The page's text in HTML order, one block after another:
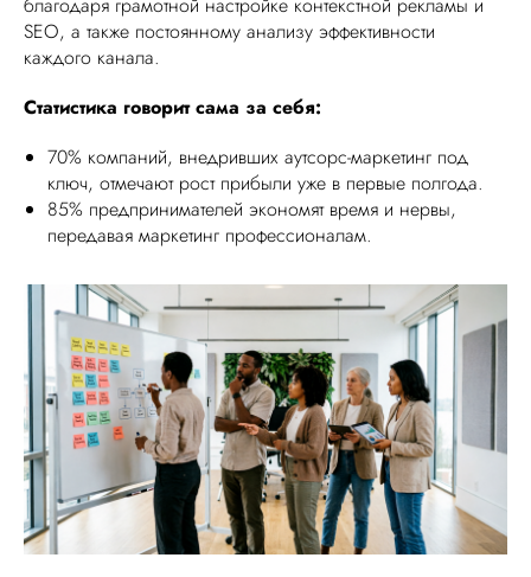
благодаря грамотной настройке контекстной рекламы и
SEO, а также постоянному анализу эффективности
каждого канала.
Статистика говорит сама за себя:
70% компаний, внедривших аутсорс-маркетинг под
ключ, отмечают рост прибыли уже в первые полгода.
85% предпринимателей экономят время и нервы,
передавая маркетинг профессионалам.